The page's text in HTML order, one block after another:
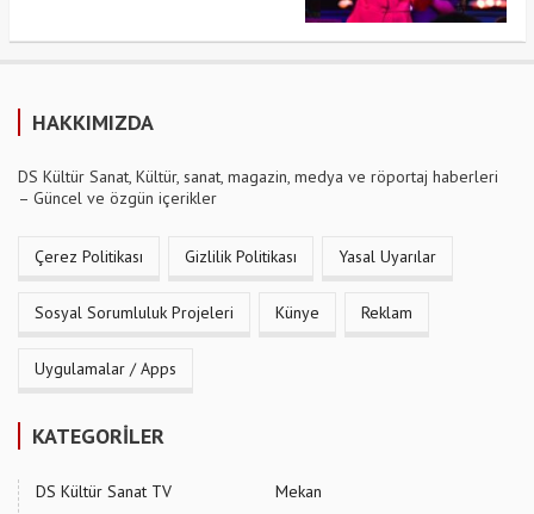
HAKKIMIZDA
DS Kültür Sanat, Kültür, sanat, magazin, medya ve röportaj haberleri
– Güncel ve özgün içerikler
Çerez Politikası Gizlilik Politikası Yasal Uyarılar
Sosyal Sorumluluk Projeleri Künye Reklam
Uygulamalar / Apps
KATEGORİLER
DS Kültür Sanat TV
Mekan